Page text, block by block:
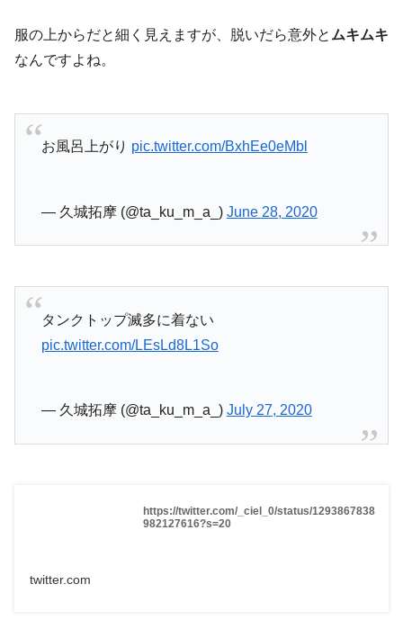
服の上からだと細く見えますが、脱いだら意外と ムキムキ
なんですよね。
お風呂上がり pic.twitter.com/BxhEe0eMbl
— 久城拓摩 (@ta_ku_m_a_) June 28, 2020
タンクトップ滅多に着ない
pic.twitter.com/LEsLd8L1So
— 久城拓摩 (@ta_ku_m_a_) July 27, 2020
https://twitter.com/_ciel_0/status/1293867838
982127616?s=20
twitter.com